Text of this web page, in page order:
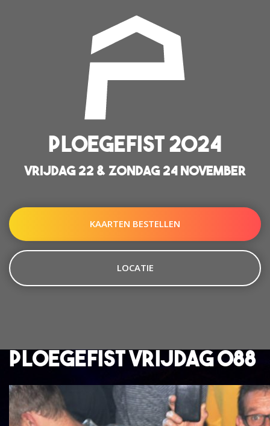
PLOEGEFIST 2024
VRIJDAG 22 & ZONDAG 24 NOVEMBER
KAARTEN BESTELLEN
LOCATIE
Ploegefist Vrijdag 088